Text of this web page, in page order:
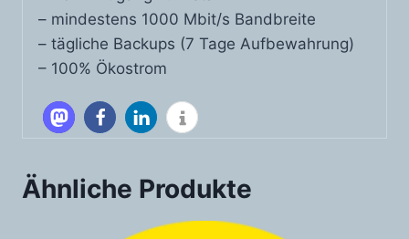
– mindestens 1000 Mbit/s Bandbreite
– tägliche Backups (7 Tage Aufbewahrung)
– 100% Ökostrom
Ähnliche Produkte